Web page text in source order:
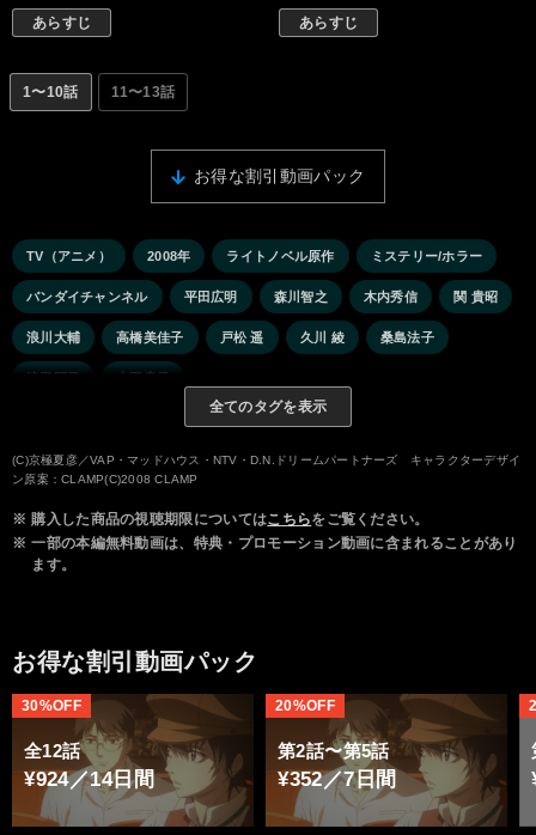
あらすじ あらすじ
1〜10話 11〜13話
お得な割引動画パック
TV（アニメ） 2008年 ライトノベル原作 ミステリー/ホラー
バンダイチャンネル 平田広明 森川智之 木内秀信 関 貴昭
浪川大輔 高橋美佳子 戸松 遥 久川 綾 桑島法子
津田匠子 本田貴子
全てのタグを表示
(C)京極夏彦／VAP・マッドハウス・NTV・D.N.ドリームパートナーズ キャラクターデザイ
ン原案：CLAMP(C)2008 CLAMP
※ 購入した商品の視聴期限についてはこちらをご覧ください。
※ 一部の本編無料動画は、特典・プロモーション動画に含まれることがあり
ます。
お得な割引動画パック
全12話
¥924／14日間
30%OFF
第2話〜第5話
¥352／7日間
20%OFF